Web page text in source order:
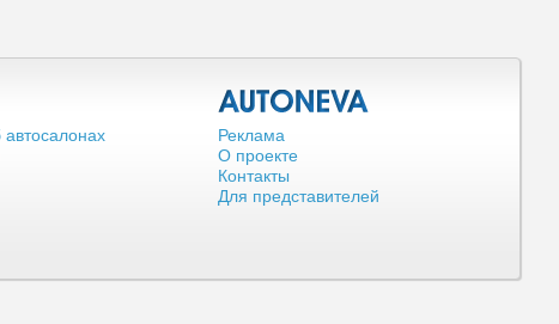
Реклама
О проекте
Контакты
Для представителей